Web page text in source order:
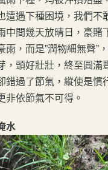
遭遇下種困境，我們不
中間幾天放晴日，豪賭
雨，而是”潤物細無聲”
，頭好壯壯，終至圓滿
錯過了節氣，縱使是慣
非依節氣不可得。
水